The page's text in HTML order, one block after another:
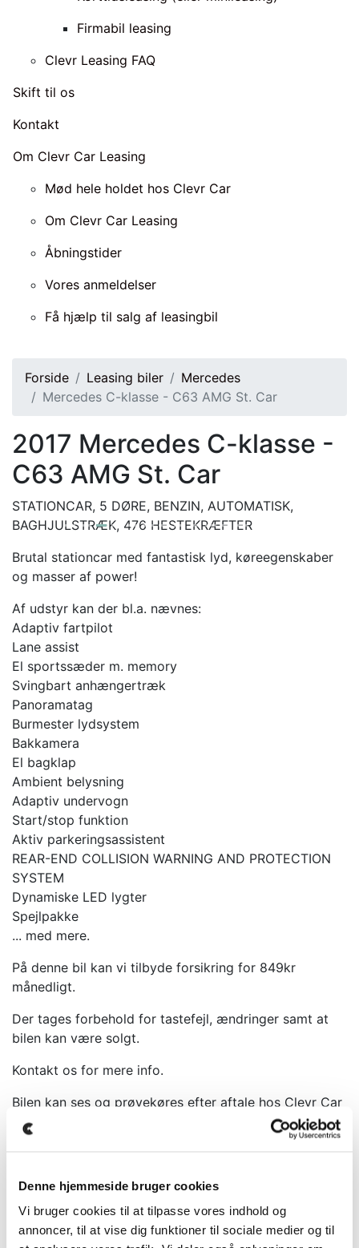
Denne hjemmeside bruger cookies
Vi bruger cookies til at tilpasse vores indhold og
annoncer, til at vise dig funktioner til sociale medier og til
Firmabil leasing
Clevr Leasing FAQ
Skift til os
Kontakt
Om Clevr Car Leasing
Mød hele holdet hos Clevr Car
Om Clevr Car Leasing
Åbningstider
Vores anmeldelser
Få hjælp til salg af leasingbil
Forside Leasing biler
Mercedes
Mercedes C-klasse - C63 AMG St. Car
2017 Mercedes C-klasse -
C63 AMG St. Car
STATIONCAR, 5 DØRE, BENZIN, AUTOMATISK,
BAGHJULSTRÆK, 476 HESTEKRÆFTER
Brutal stationcar med fantastisk lyd, køreegenskaber
og masser af power!
Af udstyr kan der bl.a. nævnes:
Adaptiv fartpilot
Lane assist
El sportssæder m. memory
Svingbart anhængertræk
Panoramatag
Burmester lydsystem
Bakkamera
El bagklap
Ambient belysning
Adaptiv undervogn
Start/stop funktion
Aktiv parkeringsassistent
REAR-END COLLISION WARNING AND PROTECTION
SYSTEM
Dynamiske LED lygter
Spejlpakke
... med mere.
På denne bil kan vi tilbyde forsikring for 849kr
månedligt.
Der tages forbehold for tastefejl, ændringer samt at
bilen kan være solgt.
Kontakt os for mere info.
Bilen kan ses og prøvekøres efter aftale hos Clevr Car
i Egå.
- Mulighed for garanti
Leasingaftale 12 måneder erhverv:
Udbetaling: 39.999 kr.